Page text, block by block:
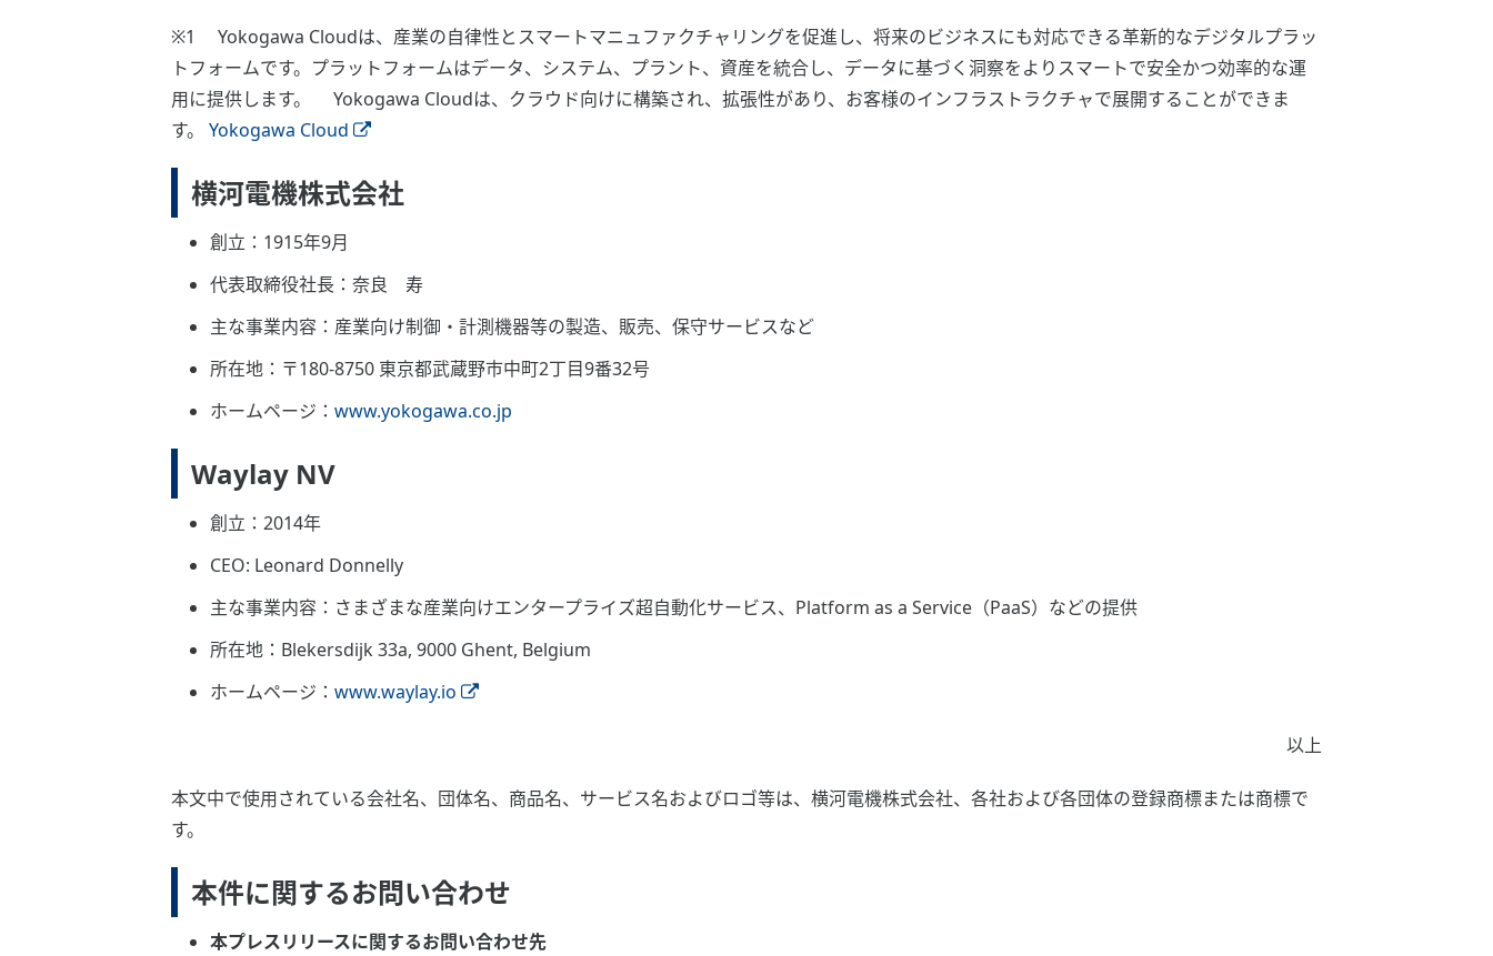
※1 Yokogawa Cloudは、産業の自律性とスマートマニュファクチャリングを促進し、将来のビジネスにも対応できる革新的なデジタルプラッ
トフォームです。プラットフォームはデータ、システム、プラント、資産を統合し、データに基づく洞察をよりスマートで安全かつ効率的な運
用に提供します。 Yokogawa Cloudは、クラウド向けに構築され、拡張性があり、お客様のインフラストラクチャで展開することができま
す。 Yokogawa Cloud
横河電機株式会社
創立：1915年9月
代表取締役社長：奈良 寿
主な事業内容：産業向け制御・計測機器等の製造、販売、保守サービスなど
所在地：〒180-8750 東京都武蔵野市中町2丁目9番32号
ホームページ： www.yokogawa.co.jp
Waylay NV
創立：2014年
CEO: Leonard Donnelly
主な事業内容：さまざまな産業向けエンタープライズ超自動化サービス、Platform as a Service（PaaS）などの提供
所在地：Blekersdijk 33a, 9000 Ghent, Belgium
ホームページ： www.waylay.io
以上
本文中で使用されている会社名、団体名、商品名、サービス名およびロゴ等は、横河電機株式会社、各社および各団体の登録商標または商標で
す。
本件に関するお問い合わせ
本プレスリリースに関するお問い合わせ先